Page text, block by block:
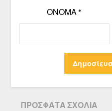
ΌΝΟΜΑ*
ΠΡΌΣΦΑΤΑ ΣΧΌΛΙΑ